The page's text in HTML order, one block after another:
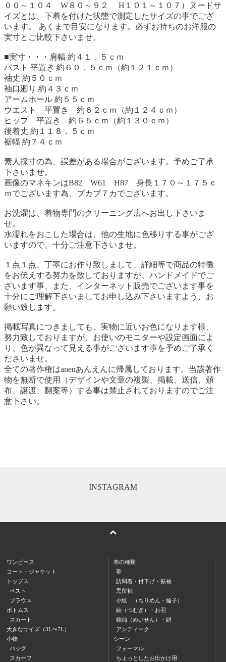
００～１０４ W８０～９２ H１０１～１０７）ヌードサ
イズとは、下着を付けた状態で測定したサイズの事でござ
います。 あくまで目安になります。必ずお持ちのお洋服の
実寸とご比較下さいませ。
■実寸・・・肩幅 約４１．５ｃｍ
バスト 平置き 約６０．５ｃｍ（約１２１ｃｍ）
袖丈 約５０ｃｍ
袖口廻り 約４３ｃｍ
アームホール 約５５ｃｍ
ウエスト 平置き 約６２ｃｍ（約１２４ｃｍ）
ヒップ 平置き 約６５ｃｍ（約１３０ｃｍ）
後着丈 約１１８．５ｃｍ
裾幅 約７４ｃｍ
素人採寸の為、誤差がある場合がございます。予めご了承
下さいませ。
画像のマネキンはB82 W61 H87 身長１７０～１７５ｃ
ｍでございます為、ブカブ７カでございます。
お洗濯は、着物専門のクリーニング店へお出し下さいま
せ。
水濡れをおこした場合は、他の生地に色移りする事がござ
いますので、十分ご注意下さいませ。
１点１点、丁寧にお作り致しまして、詳細等で商品の特徴
をお伝えする努力を致しておりますが、ハンドメイドでご
ざいます事、また、インターネット販売でございます事を
十分にご理解下さいましてお申し込み下さいますよう、お
願い致します。
掲載写真につきましても、実物に近いお色になります様、
努力致しておりますが、お使いのモニターや設定画面によ
り、色が異なって見える事がございます事を予めご了承く
ださいませ。
全ての著作権はanenあんえんに帰属しております。当該著作
物を無断で使用（デザインや文章の複製、掲載、送信、頒
布、譲渡、翻案等）する事は禁止されておりますのでご注
意下さい。
INSTAGRAM
ワンピース
コート・ジャケット
トップス
ベスト
ブラウス
ボトムス
スカート
大きなサイズ（3L〜7L）
小物
バッグ
スカーフ
布の種類
帯
訪問着・付下げ・振袖
黒留袖
小紋 （ちりめん・綸子）
紬（つむぎ）・お召
銘仙（めいせん）・絣
アンティーク
シーン
フォーマル
ちょっとしたお出かけ用